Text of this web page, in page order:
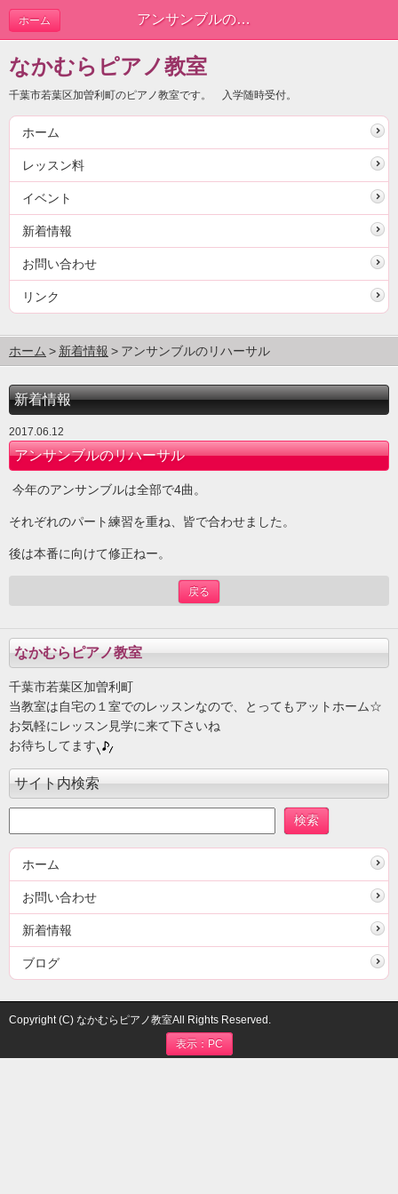
アンサンブルのリハーサル | 新着情報
ホーム
なかむらピアノ教室
千葉市若葉区加曽利町のピアノ教室です。 入学随時受付。
ホーム
レッスン料
イベント
新着情報
お問い合わせ
リンク
ホーム 新着情報 アンサンブルのリハーサル
新着情報
2017.06.12
アンサンブルのリハーサル
今年のアンサンブルは全部で4曲。
それぞれのパート練習を重ね、皆で合わせました。
後は本番に向けて修正ねー。
戻る
なかむらピアノ教室
千葉市若葉区加曽利町
当教室は自宅の１室でのレッスンなので、とってもアットホーム☆
お気軽にレッスン見学に来て下さいね
お待ちしてます
サイト内検索
ホーム
お問い合わせ
新着情報
ブログ
Copyright (C) なかむらピアノ教室All Rights Reserved.
表示：PC